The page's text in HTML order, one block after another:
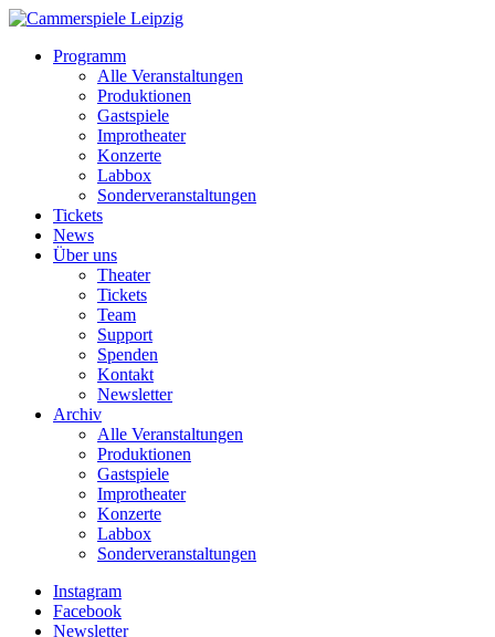
Programm
Alle Veranstaltungen
Produktionen
Gastspiele
Improtheater
Konzerte
Labbox
Sonderveranstaltungen
Tickets
News
Über uns
Theater
Tickets
Team
Support
Spenden
Kontakt
Newsletter
Archiv
Alle Veranstaltungen
Produktionen
Gastspiele
Improtheater
Konzerte
Labbox
Sonderveranstaltungen
Instagram
Facebook
Newsletter